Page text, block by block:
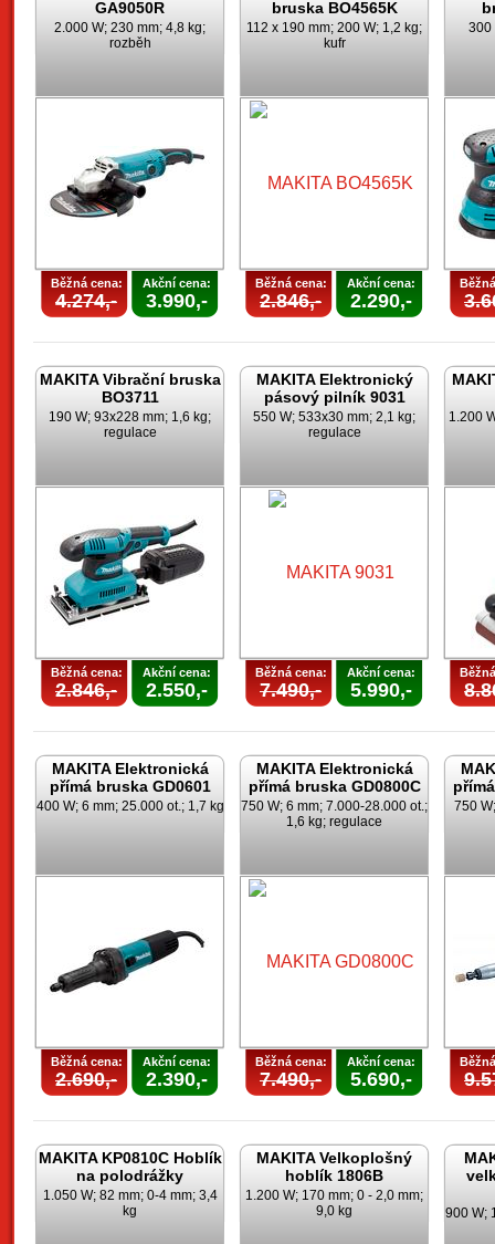
GA9050R
2.000 W; 230 mm; 4,8 kg;
rozběh
Běžná cena:
4.274,-
Akční cena:
3.990,-
bruska BO4565K
112 x 190 mm; 200 W; 1,2 kg;
kufr
Běžná cena:
2.846,-
Akční cena:
2.290,-
300
MAKITA Vibrační bruska
BO3711
190 W; 93x228 mm; 1,6 kg;
regulace
Běžná cena:
2.846,-
Akční cena:
2.550,-
MAKITA Elektronický
pásový pilník 9031
550 W; 533x30 mm; 2,1 kg;
regulace
Běžná cena:
7.490,-
Akční cena:
5.990,-
1.200
MAKITA Elektronická
přímá bruska GD0601
400 W; 6 mm; 25.000 ot.; 1,7 kg
Běžná cena:
2.690,-
Akční cena:
2.390,-
MAKITA Elektronická
přímá bruska GD0800C
750 W; 6 mm; 7.000-28.000 ot.;
1,6 kg; regulace
Běžná cena:
7.490,-
Akční cena:
5.690,-
750
MAKITA KP0810C Hoblík
na polodrážky
1.050 W; 82 mm; 0-4 mm; 3,4
kg
MAKITA Velkoplošný
hoblík 1806B
1.200 W; 170 mm; 0 - 2,0 mm;
9,0 kg
900 W;